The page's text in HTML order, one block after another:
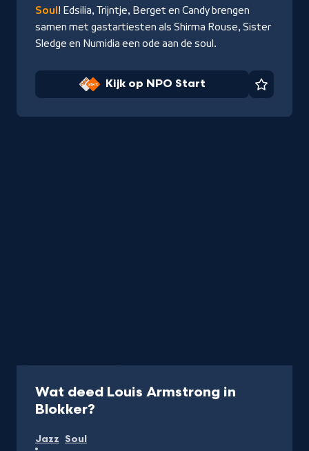
Soul! Edsilia, Trijntje, Berget en Candy brengen
samen met gastartiesten als Shirma Rouse, Sister
Sledge en Numidia een ode aan de soul.
Kijk op NPO Start
Wat deed Louis Armstrong in
Blokker?
Jazz Soul